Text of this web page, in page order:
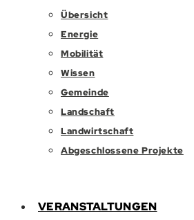
Übersicht
Energie
Mobilität
Wissen
Gemeinde
Landschaft
Landwirtschaft
Abgeschlossene Projekte
VERANSTALTUNGEN